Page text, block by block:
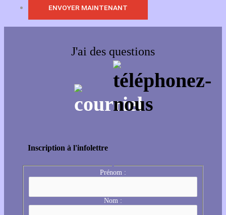
J'ai des questions
Inscription à l'infolettre
Prénom :
Nom :